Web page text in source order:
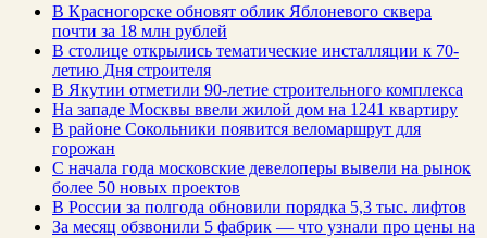
В Красногорске обновят облик Яблоневого сквера
почти за 18 млн рублей
В столице открылись тематические инсталляции к 70-
летию Дня строителя
В Якутии отметили 90-летие строительного комплекса
На западе Москвы ввели жилой дом на 1241 квартиру
В районе Сокольники появится веломаршрут для
горожан
С начала года московские девелоперы вывели на рынок
более 50 новых проектов
В России за полгода обновили порядка 5,3 тыс. лифтов
За месяц обзвонили 5 фабрик — что узнали про цены на